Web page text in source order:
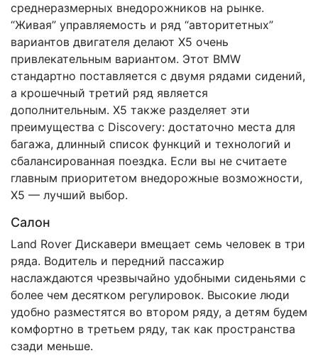
среднеразмерных внедорожников на рынке.
“Живая” управляемость и ряд “авторитетных”
вариантов двигателя делают X5 очень
привлекательным вариантом. Этот BMW
стандартно поставляется с двумя рядами сидений,
а крошечный третий ряд является
дополнительным. X5 также разделяет эти
преимущества с Discovery: достаточно места для
багажа, длинный список функций и технологий и
сбалансированная поездка. Если вы не считаете
главным приоритетом внедорожные возможности,
X5 — лучший выбор.
Салон
Land Rover Дискавери вмещает семь человек в три
ряда. Водитель и передний пассажир
наслаждаются чрезвычайно удобными сиденьями с
более чем десятком регулировок. Высокие люди
удобно разместятся во втором ряду, а детям будем
комфортно в третьем ряду, так как пространства
сзади меньше.